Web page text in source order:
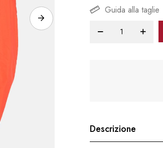
Guida alla taglie
Descrizione